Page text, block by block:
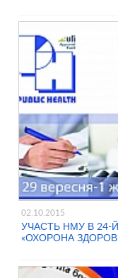
02.10.2015
УЧАСТЬ НМУ В 24-
«ОХОРОНА